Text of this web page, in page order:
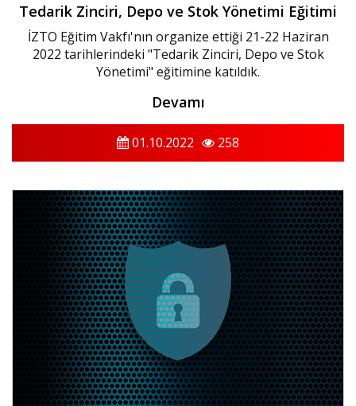
Tedarik Zinciri, Depo ve Stok Yönetimi Eğitimi
İZTO Eğitim Vakfı'nın organize ettiği 21-22 Haziran
2022 tarihlerindeki "Tedarik Zinciri, Depo ve Stok
Yönetimi" eğitimine katıldık.
Devamı
01.10.2022 258